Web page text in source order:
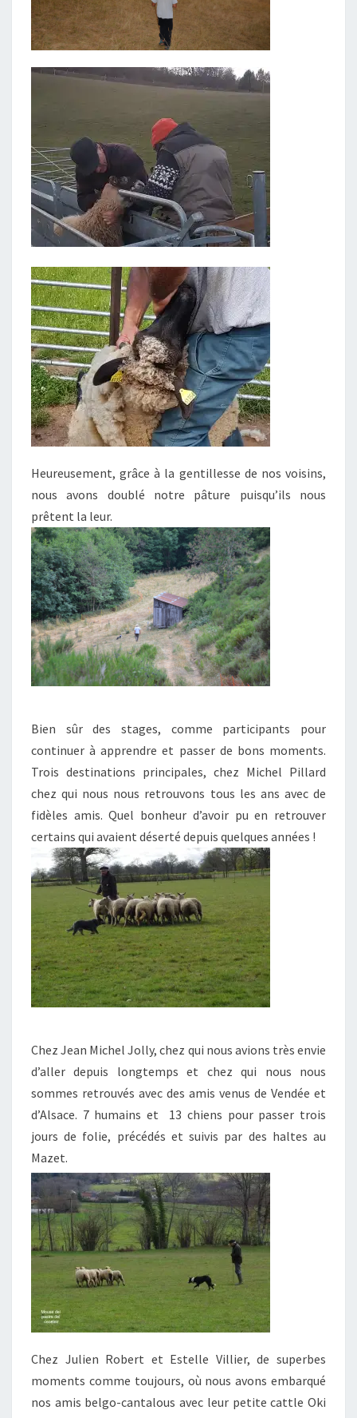
Heureusement, grâce à la gentillesse de nos voisins,
nous avons doublé notre pâture puisqu’ils nous
prêtent la leur.
Bien sûr des stages, comme participants pour
continuer à apprendre et passer de bons moments.
Trois destinations principales, chez Michel Pillard
chez qui nous nous retrouvons tous les ans avec de
fidèles amis. Quel bonheur d’avoir pu en retrouver
certains qui avaient déserté depuis quelques années !
Chez Jean Michel Jolly, chez qui nous avions très envie
d’aller depuis longtemps et chez qui nous nous
sommes retrouvés avec des amis venus de Vendée et
d’Alsace. 7 humains et 13 chiens pour passer trois
jours de folie, précédés et suivis par des haltes au
Mazet.
Chez Julien Robert et Estelle Villier, de superbes
moments comme toujours, où nous avons embarqué
nos amis belgo-cantalous avec leur petite cattle Oki